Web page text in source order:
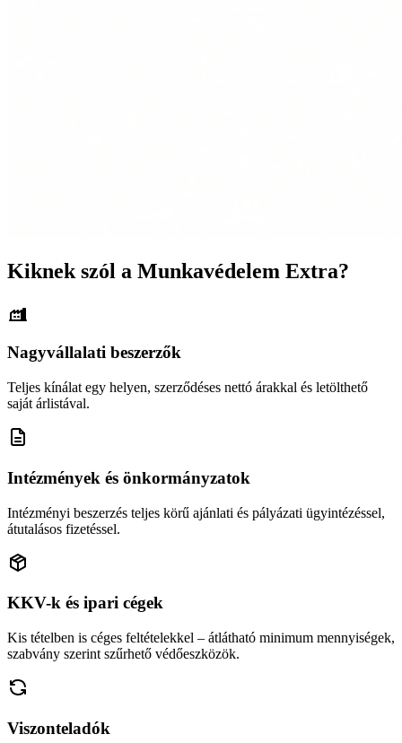
Kiknek szól a Munkavédelem Extra?
Nagyvállalati beszerzők
Teljes kínálat egy helyen, szerződéses nettó árakkal és letölthető
saját árlistával.
Intézmények és önkormányzatok
Intézményi beszerzés teljes körű ajánlati és pályázati ügyintézéssel,
átutalásos fizetéssel.
KKV-k és ipari cégek
Kis tételben is céges feltételekkel – átlátható minimum mennyiségek,
szabvány szerint szűrhető védőeszközök.
Viszonteladók